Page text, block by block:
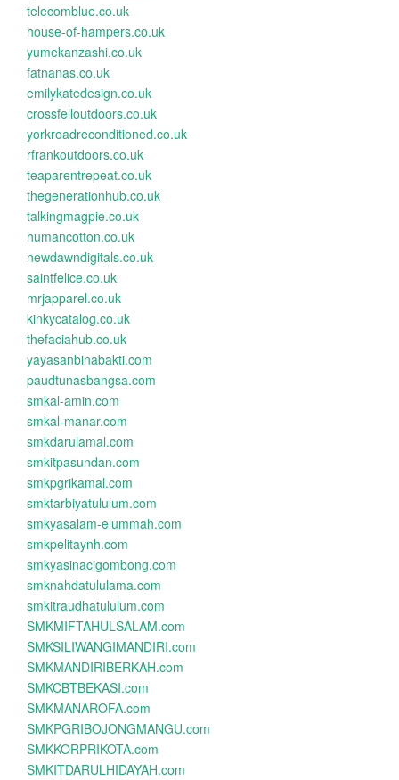
telecomblue.co.uk
house-of-hampers.co.uk
yumekanzashi.co.uk
fatnanas.co.uk
emilykatedesign.co.uk
crossfelloutdoors.co.uk
yorkroadreconditioned.co.uk
rfrankoutdoors.co.uk
teaparentrepeat.co.uk
thegenerationhub.co.uk
talkingmagpie.co.uk
humancotton.co.uk
newdawndigitals.co.uk
saintfelice.co.uk
mrjapparel.co.uk
kinkycatalog.co.uk
thefaciahub.co.uk
yayasanbinabakti.com
paudtunasbangsa.com
smkal-amin.com
smkal-manar.com
smkdarulamal.com
smkitpasundan.com
smkpgrikamal.com
smktarbiyatululum.com
smkyasalam-elummah.com
smkpelitaynh.com
smkyasinacigombong.com
smknahdatululama.com
smkitraudhatululum.com
SMKMIFTAHULSALAM.com
SMKSILIWANGIMANDIRI.com
SMKMANDIRIBERKAH.com
SMKCBTBEKASI.com
SMKMANAROFA.com
SMKPGRIBOJONGMANGU.com
SMKKORPRIKOTA.com
SMKITDARULHIDAYAH.com